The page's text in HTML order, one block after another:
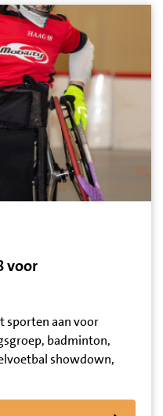
voor
sporten aan voor
badminton,
showdown,